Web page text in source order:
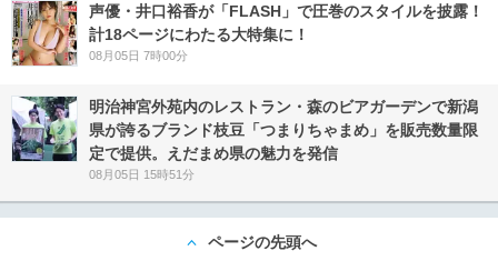
声優・井口裕香が「FLASH」で圧巻のスタイルを披露！
計18ページにわたる大特集に！
08月05日 7時00分
明治神宮外苑内のレストラン・森のビアガーデンで新潟
県が誇るブランド枝豆「つまりちゃまめ」を販売数量限
定で提供。えだまめ県の魅力を発信
08月05日 15時51分
ページの先頭へ